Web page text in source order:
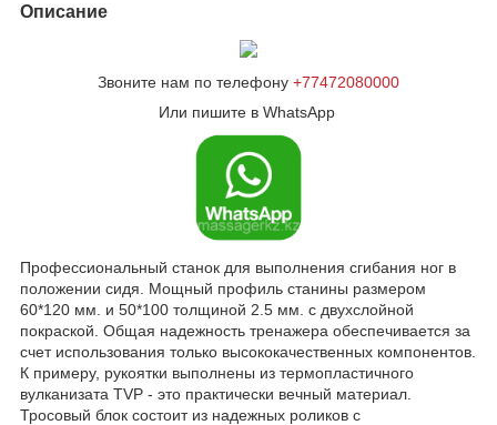
Описание
Звоните нам по телефону +77472080000
Или пишите в WhatsApp
Профессиональный станок для выполнения сгибания ног в
положении сидя. Мощный профиль станины размером
60*120 мм. и 50*100 толщиной 2.5 мм. с двухслойной
покраской. Общая надежность тренажера обеспечивается за
счет использования только высококачественных компонентов.
К примеру, рукоятки выполнены из термопластичного
вулканизата TVP - это практически вечный материал.
Тросовый блок состоит из надежных роликов с